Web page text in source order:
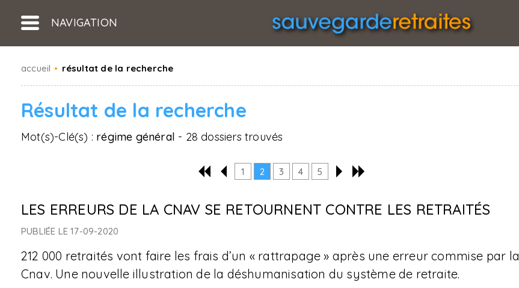
NAVIGATION
accueil • résultat de la recherche
Résultat de la recherche
Mot(s)-Clé(s) : régime général - 28 dossiers trouvés
1 2 3 4 5
LES ERREURS DE LA CNAV SE RETOURNENT CONTRE LES RETRAITÉS
PUBLIÉE LE 17-09-2020
212 000 retraités vont faire les frais d’un « rattrapage » après une erreur commise par la
Cnav. Une nouvelle illustration de la déshumanisation du système de retraite.